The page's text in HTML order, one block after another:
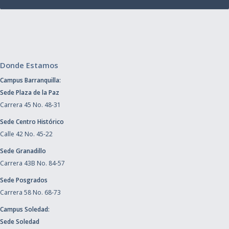
Donde Estamos
Campus Barranquilla:
Sede Plaza de la Paz
Carrera 45 No. 48-31
Sede Centro Histórico
Calle 42 No. 45-22
Sede Granadillo
Carrera 43B No. 84-57
Sede Posgrados
Carrera 58 No. 68-73
Campus Soledad:
Sede Soledad